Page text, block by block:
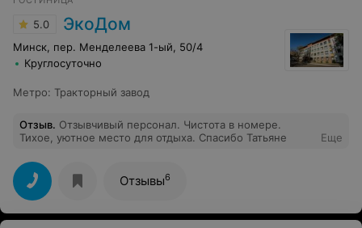
5.0 ЭкоДом
Минск, пер. Менделеева 1-ый, 50/4
Круглосуточно
Метро: Тракторный завод
Отзыв. Отзывчивый персонал. Чистота в номере.
Тихое, уютное место для отдыха. Спасибо Татьяне
Еще
Отзывы6